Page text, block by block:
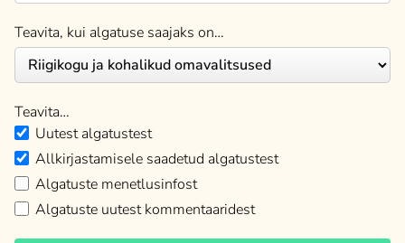
Teavita, kui algatuse saajaks on…
Teavita…
Uutest algatustest
Allkirjastamisele saadetud algatustest
Algatuste menetlusinfost
Algatuste uutest kommentaaridest